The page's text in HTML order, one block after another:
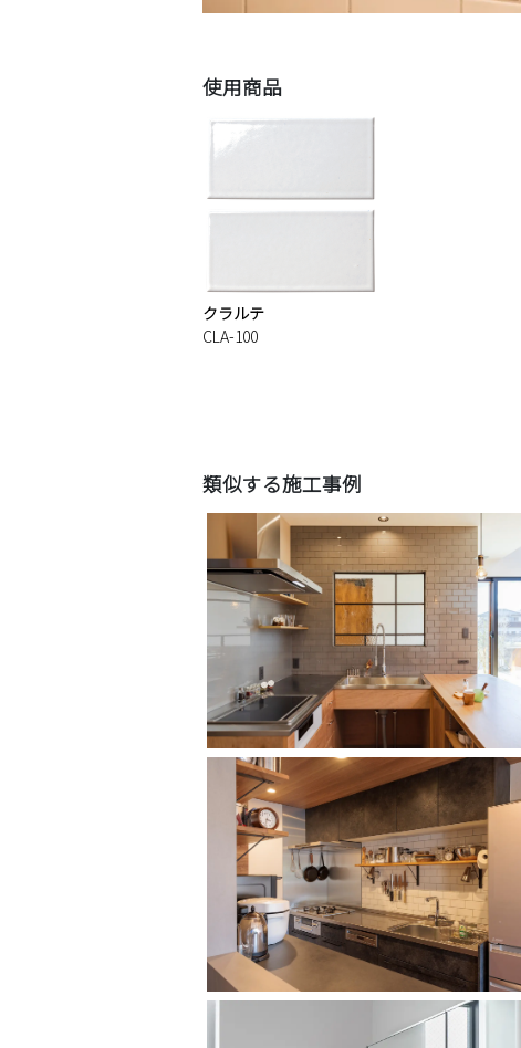
使用商品
クラルテ
CLA-100
類似する施工事例